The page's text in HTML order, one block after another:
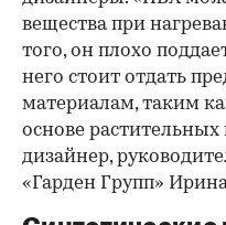
вещества при
того, он плохо
него стоит отдать
материалам, таким
основе
дизайнер,
«Гарден Групп»